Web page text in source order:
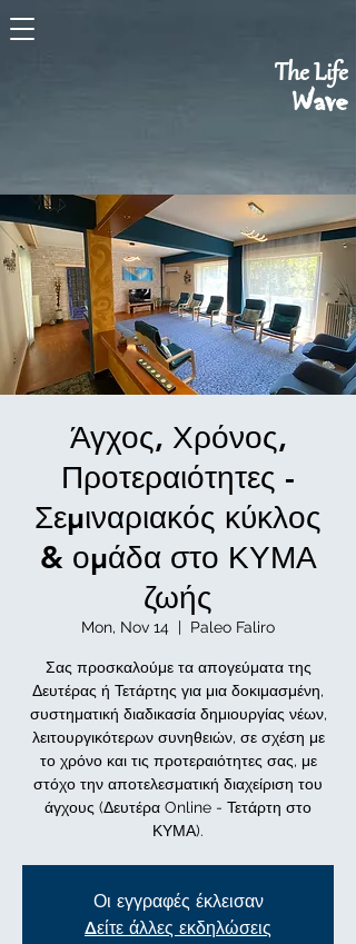
The Life
Wave
Άγχος, Χρόνος,
Προτεραιότητες -
Σεμιναριακός κύκλος
& ομάδα στο ΚΥΜΑ
ζωής
Mon, Nov 14
  |
Paleo Faliro
Σας προσκαλούμε τα απογεύματα της
Δευτέρας ή Τετάρτης για μια δοκιμασμένη,
συστηματική διαδικασία δημιουργίας νέων,
λειτουργικότερων συνηθειών, σε σχέση με
το χρόνο και τις προτεραιότητες σας, με
στόχο την αποτελεσματική διαχείριση του
άγχους (Δευτέρα Online - Τετάρτη στο
ΚΥΜΑ).
Οι εγγραφές έκλεισαν
Δείτε άλλες εκδηλώσεις